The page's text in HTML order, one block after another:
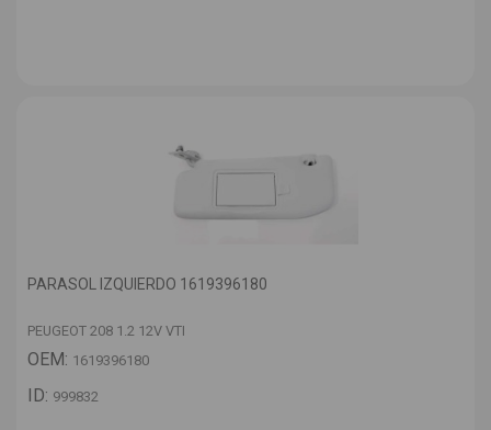
PARASOL IZQUIERDO 1619396180
PEUGEOT 208 1.2 12V VTI
OEM: 1619396180
ID: 999832